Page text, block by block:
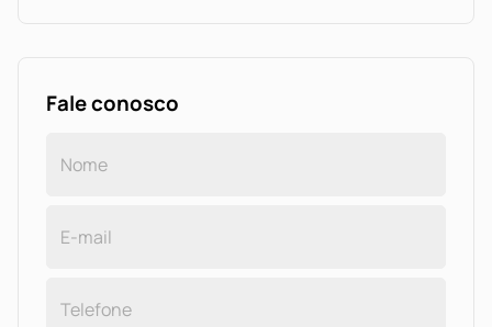
Fale conosco